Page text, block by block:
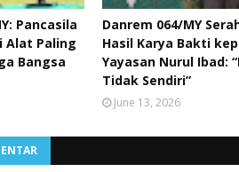
Pancasila
Alat Paling
Bangsa
Danrem 064/MY
Hasil Karya Bakti
Yayasan Nurul Ibad:
Tidak Sendiri”
June 13, 2026